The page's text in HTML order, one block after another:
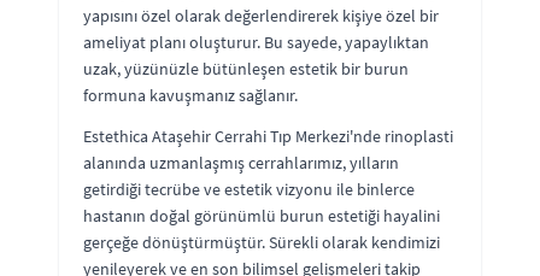
yapısını özel olarak değerlendirerek kişiye özel bir
ameliyat planı oluşturur. Bu sayede, yapaylıktan
uzak, yüzünüzle bütünleşen estetik bir burun
formuna kavuşmanız sağlanır.
Estethica Ataşehir Cerrahi Tıp Merkezi'nde rinoplasti
alanında uzmanlaşmış cerrahlarımız, yılların
getirdiği tecrübe ve estetik vizyonu ile binlerce
hastanın doğal görünümlü burun estetiği hayalini
gerçeğe dönüştürmüştür. Sürekli olarak kendimizi
yenileyerek ve en son bilimsel gelişmeleri takip